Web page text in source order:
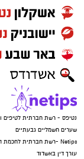
נטיפס - רשת חברתית לטיפים
שערים חשמליים גבעתיים
Netips -רשת חברתית לחכמת ההמונים
עורך דין באשדוד